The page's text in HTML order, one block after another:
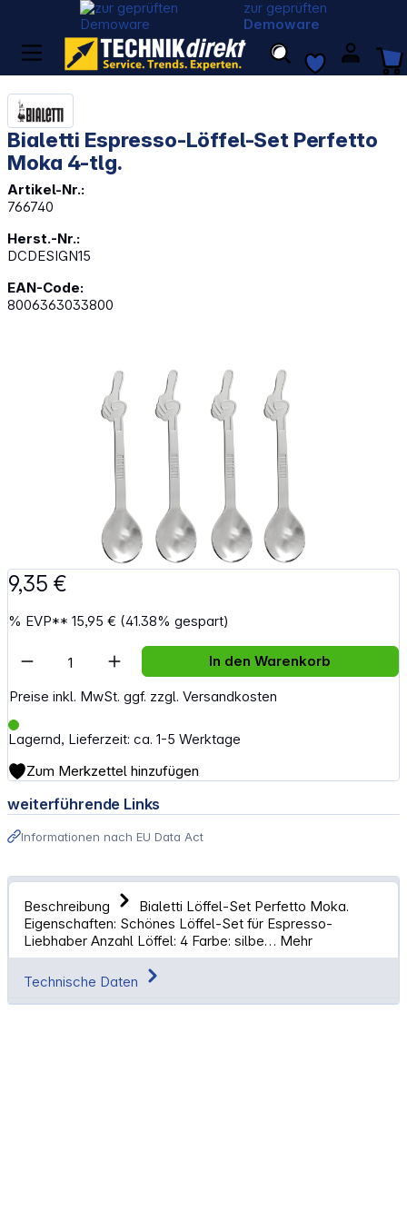
zur geprüften
Demoware
Bialetti Espresso-Löffel-Set Perfetto
Moka 4-tlg.
Artikel-Nr.:
766740
Herst.-Nr.:
DCDESIGN15
EAN-Code:
8006363033800
Bildergalerie überspringen
9,35 €
% EVP**15,95 € (41.38% gespart)
Preise inkl. MwSt. ggf. zzgl. Versandkosten
Lagernd, Lieferzeit: ca. 1-5 Werktage
Artikel Anzahl: Gib den gewünschten
In den Warenkorb
Zum Merkzettel hinzufügen
weiterführende Links
Informationen nach EU Data Act
Beschreibung
Bialetti Löffel-Set Perfetto Moka.
Eigenschaften: Schönes Löffel-Set für Espresso-
Liebhaber Anzahl Löffel: 4 Farbe: silbe… Mehr
Technische Daten